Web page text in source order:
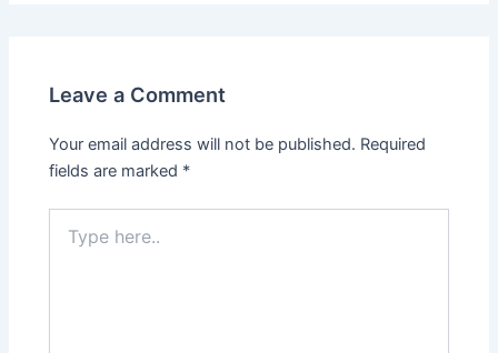
Leave a Comment
Your email address will not be published. Required
fields are marked *
here..